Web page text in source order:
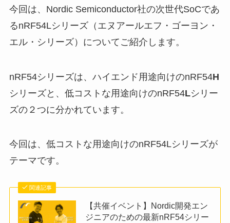
今回は、Nordic Semiconductor社の次世代SoCであ
るnRF54Lシリーズ（エヌアールエフ・ゴーヨン・
エル・シリーズ）についてご紹介します。
nRF54シリーズは、ハイエンド用途向けのnRF54H
シリーズと、低コストな用途向けのnRF54Lシリー
ズの２つに分かれています。
今回は、低コストな用途向けのnRF54Lシリーズが
テーマです。
関連記事
【共催イベント】Nordic開発エン
ジニアのための最新nRF54シリー